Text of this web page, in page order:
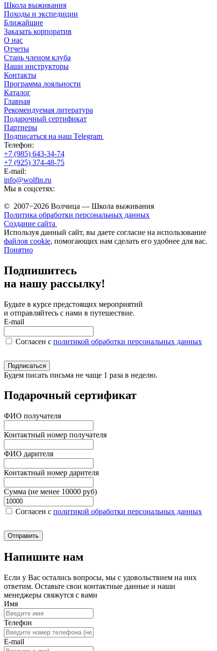
Школа выживания
Походы и экспедиции
Ближайшие
Заказать корпоратив
О нас
Отчеты
Стань членом клуба
Наши инструкторы
Контакты
Программа лояльности
Каталог
Главная
Рекомендуемая литература
Подарочный сертификат
Партнеры
Подписаться на наш Telegram
Телефон:
+7 (985) 643-34-74
+7 (925) 374-48-75
E-mail:
info@wolfin.ru
Мы в соцсетях:
© 2007−2026 Волчица — Школа выживания
Политика обработки персональных данных
Создание сайта
Используя данный сайт, вы даете согласие на использование
файлов cookie, помогающих нам сделать его удобнее для вас.
Понятно
Подпишитесь
на нашу рассылку!
Будьте в курсе предстоящих мероприятий
и отправляйтесь с нами в путешествие.
E-mail
Согласен c политикой обработки персональных данных
Подписаться
Будем писать письма не чаще 1 раза в неделю.
Подарочный сертификат
ФИО получателя
Контактный номер получателя
ФИО дарителя
Контактный номер дарителя
Сумма (не менее 10000 руб)
Согласен c политикой обработки персональных данных
Отправить
Напишите нам
Если у Вас остались вопросы, мы с удовольствием на них
ответим. Оставьте свои контактные данные и наши
менеджеры свяжутся с вами
Имя
Телефон
E-mail